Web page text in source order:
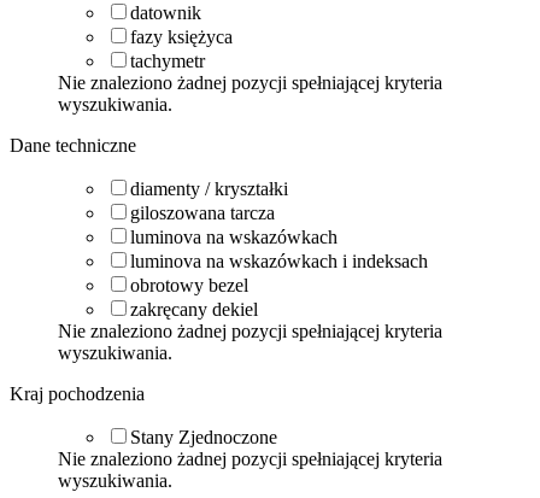
datownik
fazy księżyca
tachymetr
Nie znaleziono żadnej pozycji spełniającej kryteria
wyszukiwania.
Dane techniczne
diamenty / kryształki
giloszowana tarcza
luminova na wskazówkach
luminova na wskazówkach i indeksach
obrotowy bezel
zakręcany dekiel
Nie znaleziono żadnej pozycji spełniającej kryteria
wyszukiwania.
Kraj pochodzenia
Stany Zjednoczone
Nie znaleziono żadnej pozycji spełniającej kryteria
wyszukiwania.